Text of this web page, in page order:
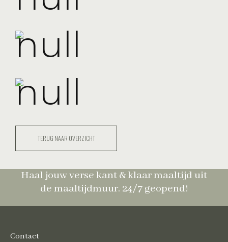
TERUG NAAR OVERZICHT
Haal jouw verse kant & klaar maaltijd uit
de maaltijdmuur. 24/7 geopend!
Contact